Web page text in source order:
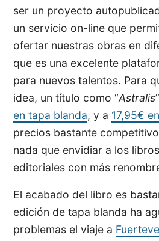
ser un proyecto
un servicio on-line que
ofertar nuestras obras en
que es una excelente
para nuevos talentos. Para
idea, un título como “Astralis
en tapa blanda, y a 17,95€
precios bastante
nada que envidiar a los
editoriales con más
El acabado del libro es
edición de tapa blanda ha
problemas el viaje a